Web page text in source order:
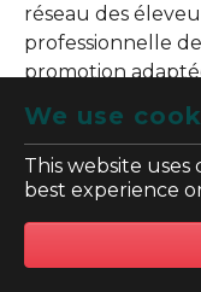
We use
This website
best experience
réseau des
professionnelle
promotion
pour une
génétique.
Le Dr. Heino
diversité
Allemagne, 75%
seulement 5